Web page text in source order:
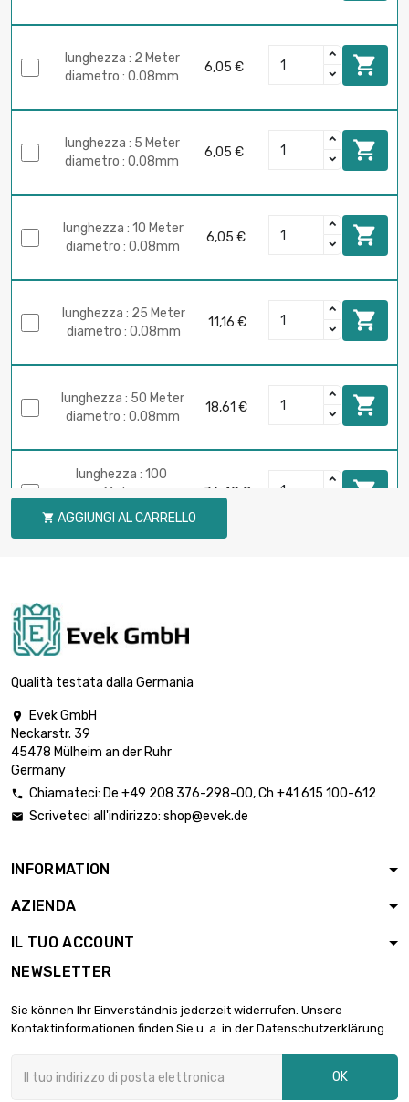
lunghezza : 2 Meter
diametro : 0.08mm
6,05 € 
lunghezza : 5 Meter
diametro : 0.08mm
6,05 € 
lunghezza : 10 Meter
diametro : 0.08mm
6,05 € 
lunghezza : 25 Meter
diametro : 0.08mm
11,16 € 
lunghezza : 50 Meter
diametro : 0.08mm
18,61 € 
lunghezza : 100
Meter
diametro : 0.08mm
36,49 € 
lunghezza : 500
diametro : 0.08mm
lunghezza : 1 Meter
diametro : 0.1mm
lunghezza : 2 Meter
lunghezza : 5 Meter
diametro : 0.1mm
6,05 €
lunghezza : 25 Meter
 AGGIUNGI AL CARRELLO
Qualità testata dalla Germania

Evek GmbH
Neckarstr. 39
45478 Mülheim an der Ruhr
Germany
 Chiamateci: De +49 208 376-298-00, Ch +41 615 100-612
 Scriveteci all'indirizzo: shop@evek.de
INFORMATION
AZIENDA
IL TUO ACCOUNT
NEWSLETTER
Sie können Ihr Einverständnis jederzeit widerrufen. Unsere
Kontaktinformationen finden Sie u. a. in der Datenschutzerklärung.
OK